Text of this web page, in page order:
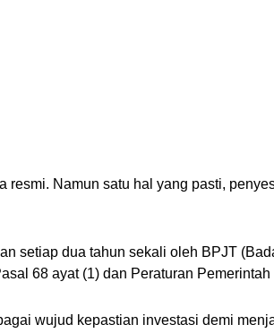
Namun satu hal yang pasti,
setiap dua tahun sekali oleh BPJT
68 ayat (1) dan Peraturan
wujud kepastian investasi demi